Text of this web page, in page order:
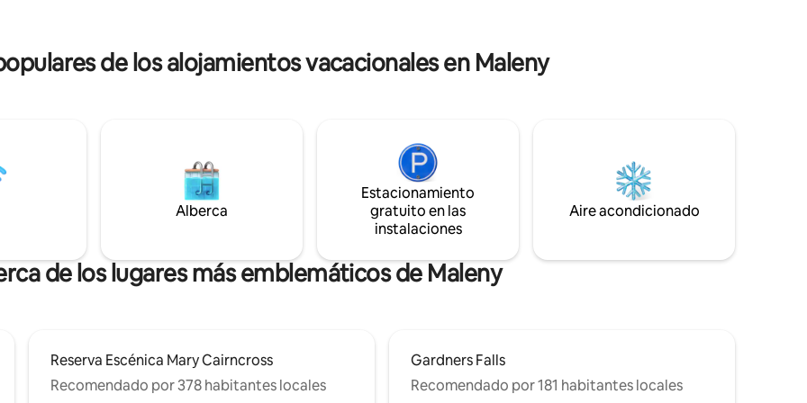
de los alojamientos vacacionales en Maleny
Alberca
Estacionamiento
gratuito en las
instalaciones
Aire acondicionado
de los lugares más emblemáticos de Maleny
Reserva Escénica Mary Cairncross
Recomendado por 378 habitantes locales
Gardners Falls
Recomendado por 181 habitantes locales